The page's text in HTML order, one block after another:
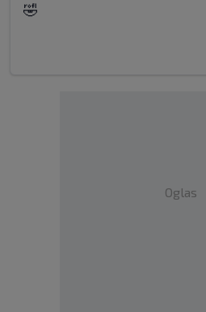
🤣
Oglas